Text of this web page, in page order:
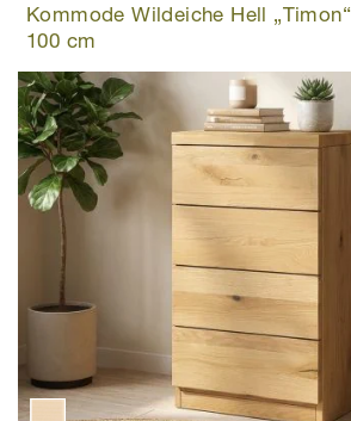
Kommode Wildeiche Hell „Timon“
100 cm